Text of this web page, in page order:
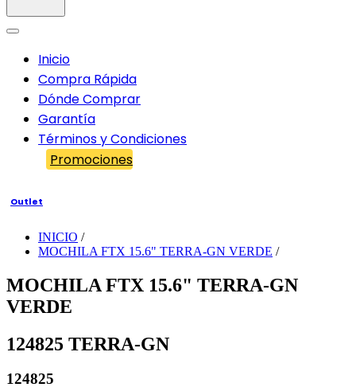
Inicio
Compra Rápida
Dónde Comprar
Garantía
Términos y Condiciones
Promociones
Outlet
INICIO /
MOCHILA FTX 15.6" TERRA-GN VERDE /
MOCHILA FTX 15.6" TERRA-GN
VERDE
124825 TERRA-GN
124825